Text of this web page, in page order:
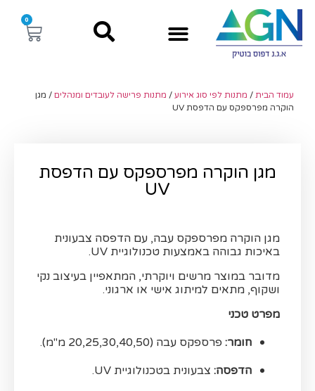
0
עמוד הבית / מתנות לפי סוג אירוע / מתנות פרישה לעובדים ומנהלים / מגן
הוקרה מפרספקס עם הדפסת UV
מגן הוקרה מפרספקס עם הדפסת
UV
מגן הוקרה מפרספקס עבה, עם הדפסה צבעונית
באיכות גבוהה באמצעות טכנולוגיית UV.
מדובר במוצר מרשים ויוקרתי, המתאפיין בעיצוב נקי
ושקוף, מתאים למיתוג אישי או ארגוני.
מפרט טכני
חומר: פרספקס עבה (20,25,30,40,50 מ"מ).
הדפסה: צבעונית בטכנולוגיית UV.